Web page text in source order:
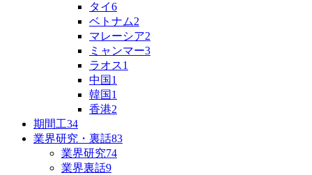
タイ6
ベトナム2
マレーシア2
ミャンマー3
ラオス1
中国1
韓国1
香港2
期間工34
業界研究・裏話83
業界研究74
業界裏話9